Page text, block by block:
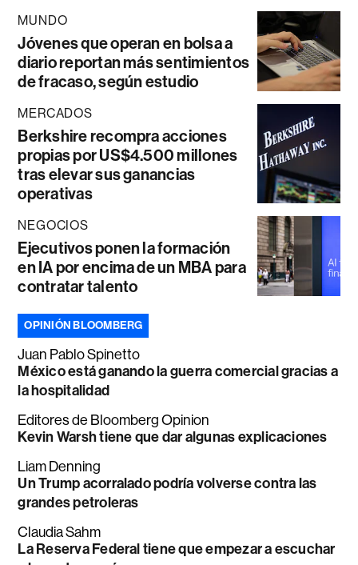
MUNDO
Jóvenes que operan en bolsa a
diario reportan más sentimientos
de fracaso, según estudio
MERCADOS
Berkshire recompra acciones
propias por US$4.500 millones
tras elevar sus ganancias
operativas
NEGOCIOS
Ejecutivos ponen la formación
en IA por encima de un MBA para
contratar talento
OPINIÓN BLOOMBERG
Juan Pablo Spinetto
México está ganando la guerra comercial gracias a
la hospitalidad
Editores de Bloomberg Opinion
Kevin Warsh tiene que dar algunas explicaciones
Liam Denning
Un Trump acorralado podría volverse contra las
grandes petroleras
Claudia Sahm
La Reserva Federal tiene que empezar a escuchar